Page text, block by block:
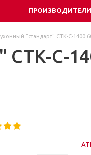
ПРОИЗВОДИТЕЛИ
"стандарт" СТК-С-
СТК-С-